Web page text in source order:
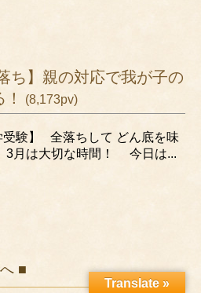
ち】親の対応で我が子の
(8,173pv)
受験】 全落ちして どん底を味
3月は大切な時間！ 今日は...
■
Translate »